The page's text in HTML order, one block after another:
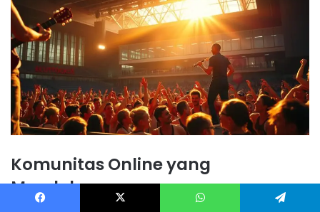
Komunitas Online yang
Mendukung